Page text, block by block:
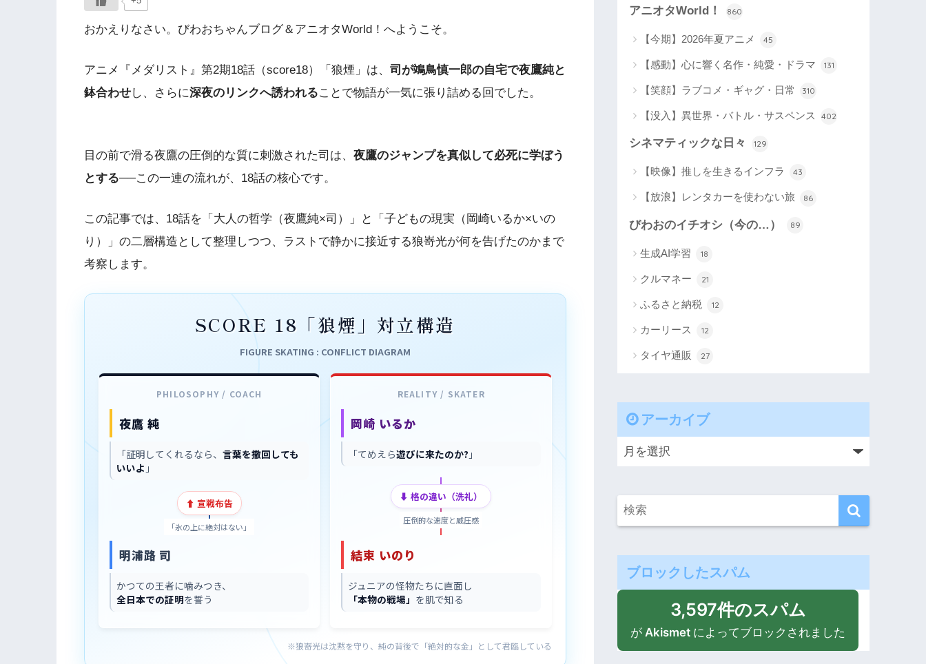
おかえりなさい。びわおちゃんブログ＆アニオタWorld！へようこそ。
アニメ『メダリスト』第2期18話（score18）「狼煙」は、 司が鴗鳥慎一郎の自宅で夜鷹純と
鉢合わせし、さらに深夜のリンクへ誘われることで物語が一気に張り詰める回でした。
目の前で滑る夜鷹の圧倒的な質に刺激された司は、 夜鷹のジャンプを真似して必死に学ぼう
とする──この一連の流れが、18話の核心です。
この記事では、18話を「大人の哲学（夜鷹純×司）」と「子どもの現実（岡崎いるか×いの
り）」の二層構造として整理しつつ、ラストで静かに接近する狼嵜光が何を告げたのかまで
考察します。
SCORE 18「狼煙」対立構造
FIGURE SKATING : CONFLICT DIAGRAM
PHILOSOPHY / COACH
夜鷹 純
「証明してくれるなら、 言葉を撤回しても
いいよ 」
⬆︎ 宣戦布告
「氷の上に絶対はない」
明浦路 司
かつての王者に噛みつき、
全日本での証明を誓う
REALITY / SKATER
岡崎 いるか
「てめえら遊びに来たのか? 」
⬇︎ 格の違い（洗礼）
圧倒的な速度と威圧感
結束 いのり
ジュニアの怪物たちに直面し
「本物の戦場」 を肌で知る
※狼嵜光は沈黙を守り、純の背後で「絶対的な金」として君臨している
アニオタWorld！ 860
【今期】2026年夏アニメ 45
【感動】心に響く名作・純愛・ドラマ 131
【笑顔】ラブコメ・ギャグ・日常 310
【没入】異世界・バトル・サスペンス 402
シネマティックな日々 129
【映像】推しを生きるインフラ 43
【放浪】レンタカーを使わない旅 86
びわおのイチオシ（今の…） 89
生成AI学習 18
クルマネー 21
ふるさと納税 12
カーリース 12
タイヤ通販 27
アーカイブ
ブロックしたスパム
3,597件のスパム
が Akismet によってブロックされました